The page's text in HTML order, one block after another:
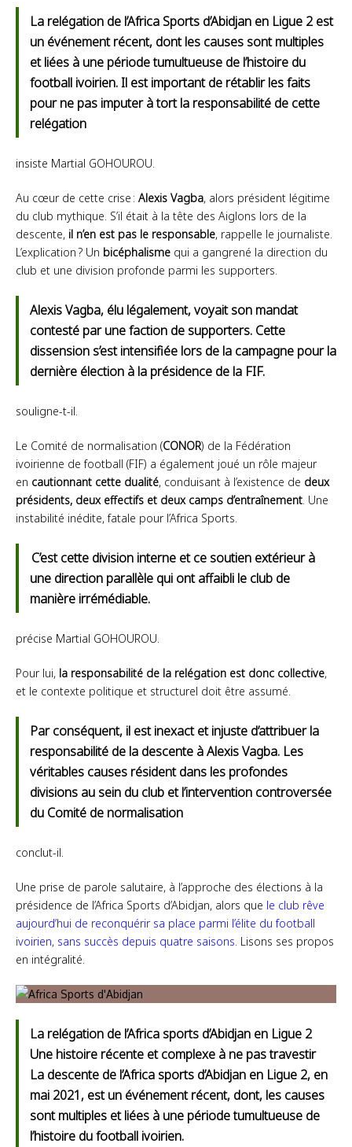
La relégation de l’Africa Sports d’Abidjan en Ligue 2 est
un événement récent, dont les causes sont multiples
et liées à une période tumultueuse de l’histoire du
football ivoirien. Il est important de rétablir les faits
pour ne pas imputer à tort la responsabilité de cette
relégation
insiste Martial GOHOUROU.
Au cœur de cette crise : Alexis Vagba, alors président légitime
du club mythique. S’il était à la tête des Aiglons lors de la
descente, il n’en est pas le responsable, rappelle le journaliste.
L’explication ? Un bicéphalisme qui a gangrené la direction du
club et une division profonde parmi les supporters.
Alexis Vagba, élu légalement, voyait son mandat
contesté par une faction de supporters. Cette
dissension s’est intensifiée lors de la campagne pour la
dernière élection à la présidence de la FIF.
souligne-t-il.
Le Comité de normalisation (CONOR) de la Fédération
ivoirienne de football (FIF) a également joué un rôle majeur
en cautionnant cette dualité, conduisant à l’existence de deux
présidents, deux effectifs et deux camps d’entraînement. Une
instabilité inédite, fatale pour l’Africa Sports.
C’est cette division interne et ce soutien extérieur à
une direction parallèle qui ont affaibli le club de
manière irrémédiable.
précise Martial GOHOUROU.
Pour lui, la responsabilité de la relégation est donc collective,
et le contexte politique et structurel doit être assumé.
Par conséquent, il est inexact et injuste d’attribuer la
responsabilité de la descente à Alexis Vagba. Les
véritables causes résident dans les profondes
divisions au sein du club et l’intervention controversée
du Comité de normalisation
conclut-il.
Une prise de parole salutaire, à l’approche des élections à la
présidence de l’Africa Sports d’Abidjan, alors que le club rêve
aujourd’hui de reconquérir sa place parmi l’élite du football
ivoirien, sans succès depuis quatre saisons. Lisons ses propos
en intégralité.
La relégation de l’Africa sports d’Abidjan en Ligue 2
Une histoire récente et complexe à ne pas travestir
La descente de l’Africa sports d’Abidjan en Ligue 2, en
mai 2021, est un événement récent, dont, les causes
sont multiples et liées à une période tumultueuse de
l’histoire du football ivoirien.